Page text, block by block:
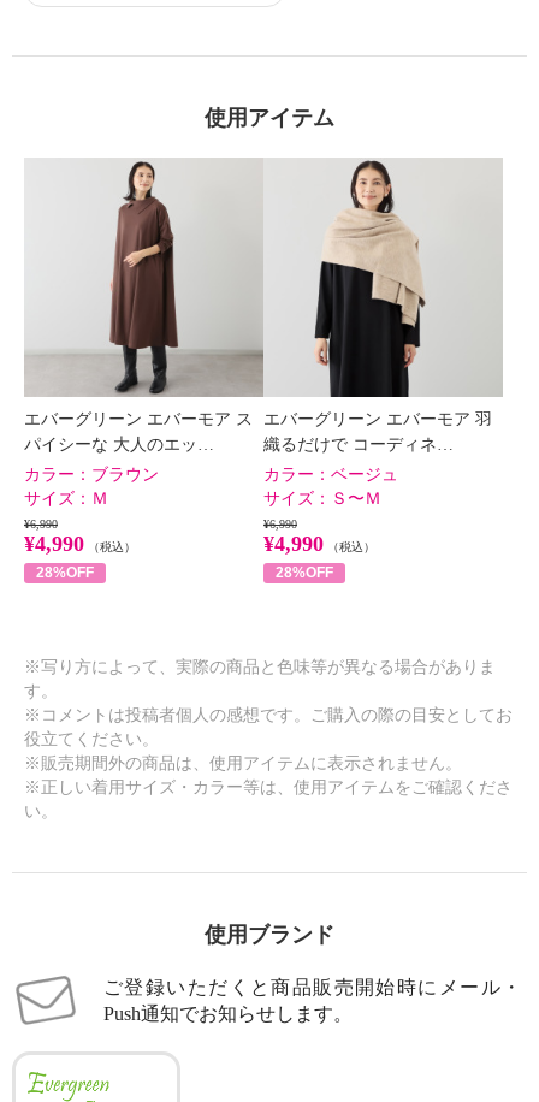
使用アイテム
エバーグリーン エバーモア ス
パイシーな 大人のエッ…
カラー： ブラウン
サイズ： Ｍ
¥6,990
¥4,990 （税込）
28%OFF
エバーグリーン エバーモア 羽
織るだけで コーディネ…
カラー： ベージュ
サイズ： Ｓ〜Ｍ
¥6,990
¥4,990 （税込）
28%OFF
※写り方によって、実際の商品と色味等が異なる場合がありま
す。
※コメントは投稿者個人の感想です。ご購入の際の目安としてお
役立てください。
※販売期間外の商品は、使用アイテムに表示されません。
※正しい着用サイズ・カラー等は、使用アイテムをご確認くださ
い。
使用ブランド
ご登録いただくと商品販売開始時にメール・
Push通知でお知らせします。